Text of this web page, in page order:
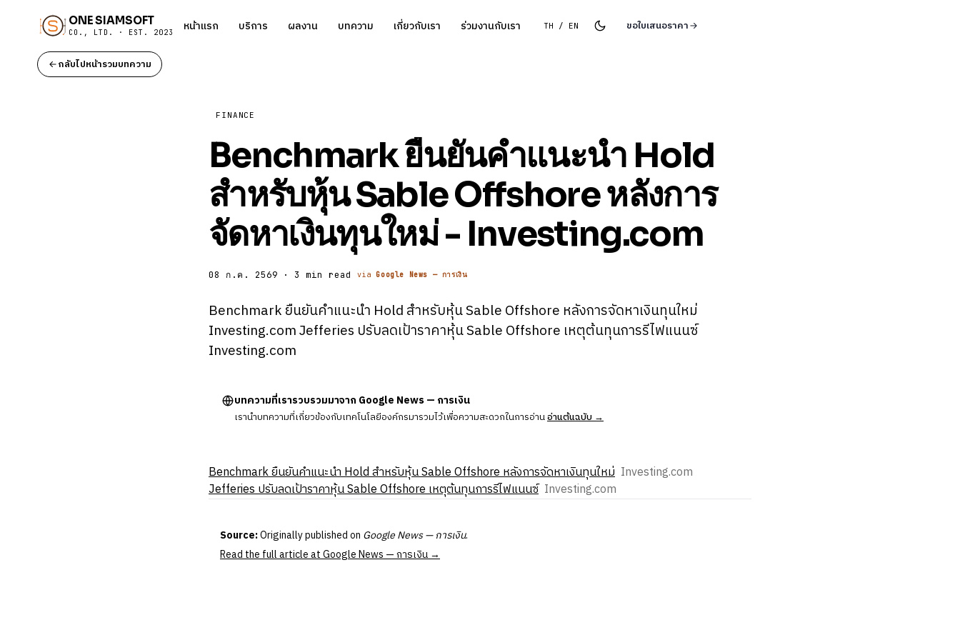
ONE SIAMSOFT
CO., LTD. · EST. 2023 หน้าแรก บริการ ผลงาน บทความ เกี่ยวกับเรา ร่วมงานกับเรา TH / EN ขอใบเสนอราคา
กลับไปหน้ารวมบทความ
FINANCE
Benchmark ยืนยันคําแนะนํา Hold
สําหรับหุ้น Sable Offshore หลังการ
จัดหาเงินทุนใหม่ - Investing.com
08 ก.ค. 2569 · 3 min read viaGoogle News — การเงิน
Benchmark ยืนยันคําแนะนํา Hold สําหรับหุ้น Sable Offshore หลังการจัดหาเงินทุนใหม่
Investing.com Jefferies ปรับลดเป้าราคาหุ้น Sable Offshore เหตุต้นทุนการรีไฟแนนซ์
Investing.com
บทความที่เรารวบรวมมาจาก Google News — การเงิน
เรานำบทความที่เกี่ยวข้องกับเทคโนโลยีองค์กรมารวมไว้เพื่อความสะดวกในการอ่านอ่านต้นฉบับ →
Benchmark ยืนยันคําแนะนํา Hold สําหรับหุ้น Sable Offshore หลังการจัดหาเงินทุนใหม่ Investing.com
Jefferies ปรับลดเป้าราคาหุ้น Sable Offshore เหตุต้นทุนการรีไฟแนนซ์ Investing.com
Source:Originally published on Google News — การเงิน.
Read the full article at Google News — การเงิน →